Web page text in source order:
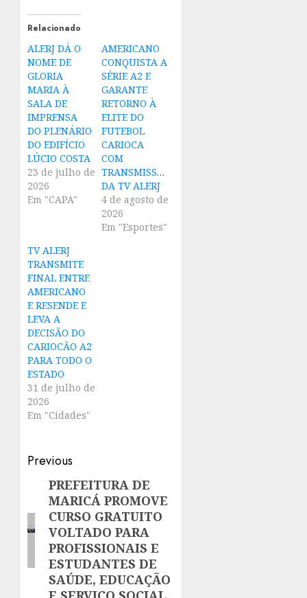
Relacionado
ALERJ DÁ O
NOME DE
GLORIA
MARIA À
SALA DE
IMPRENSA
DO PLENÁRIO
DO EDIFÍCIO
LÚCIO COSTA
23 de julho de
2026
Em "CAPA"
AMERICANO
CONQUISTA A
SÉRIE A2 E
GARANTE
RETORNO À
ELITE DO
FUTEBOL
CARIOCA
COM
TRANSMISSÃO
DA TV ALERJ
4 de agosto de
2026
Em "Esportes"
TV ALERJ
TRANSMITE
FINAL ENTRE
AMERICANO
E RESENDE E
LEVA A
DECISÃO DO
CARIOCÃO A2
PARA TODO O
ESTADO
31 de julho de
2026
Em "Cidades"
Post
navigation
Previous
Previous
post:
PREFEITURA DE
MARICÁ PROMOVE
CURSO GRATUITO
VOLTADO PARA
PROFISSIONAIS E
ESTUDANTES DE
SAÚDE, EDUCAÇÃO